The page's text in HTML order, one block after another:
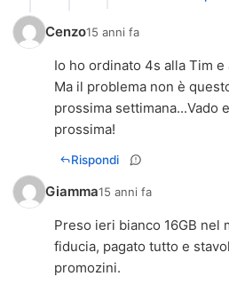
Cenzo15 anni fa
Io ho ordinato 4s alla Tim
Ma il problema non è
prossima settimana...Vado
prossima!
Rispondi
Giamma15 anni fa
Preso ieri bianco 16GB nel
fiducia, pagato tutto e
promozini.